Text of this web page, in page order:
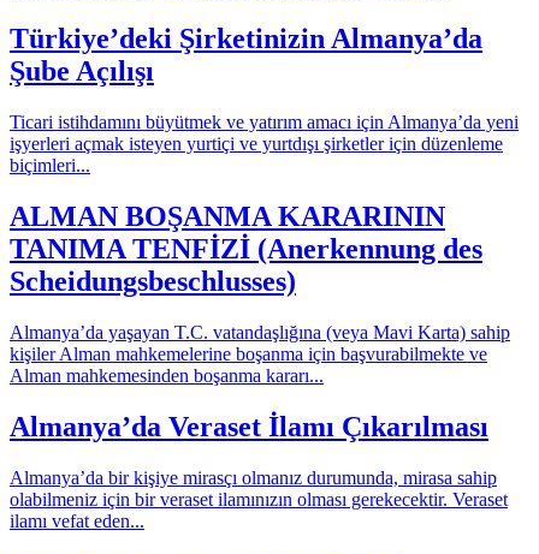
Türkiye’deki Şirketinizin Almanya’da
Şube Açılışı
Ticari istihdamını büyütmek ve yatırım amacı için Almanya’da yeni
işyerleri açmak isteyen yurtiçi ve yurtdışı şirketler için düzenleme
biçimleri...
ALMAN BOŞANMA KARARININ
TANIMA TENFİZİ (Anerkennung des
Scheidungsbeschlusses)
Almanya’da yaşayan T.C. vatandaşlığına (veya Mavi Karta) sahip
kişiler Alman mahkemelerine boşanma için başvurabilmekte ve
Alman mahkemesinden boşanma kararı...
Almanya’da Veraset İlamı Çıkarılması
Almanya’da bir kişiye mirasçı olmanız durumunda, mirasa sahip
olabilmeniz için bir veraset ilamınızın olması gerekecektir. Veraset
ilamı vefat eden...